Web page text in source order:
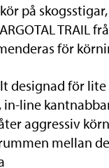
på
TRAIL
för
designad för
in-line
aggressiv
mellan